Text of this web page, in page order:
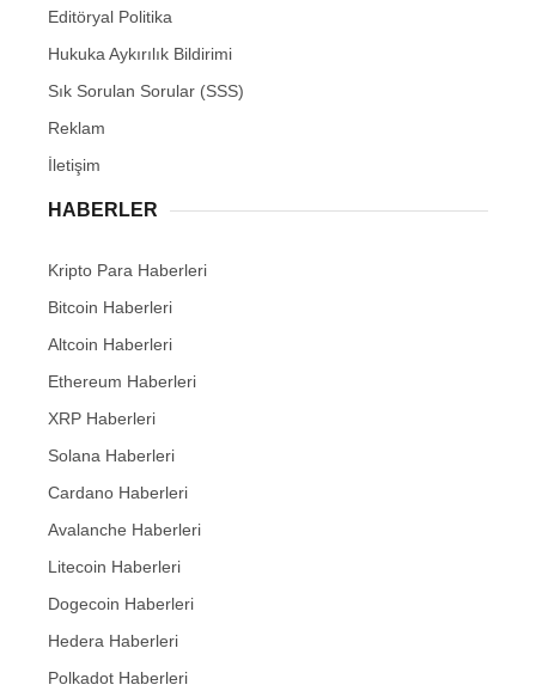
Editöryal Politika
Hukuka Aykırılık Bildirimi
Sık Sorulan Sorular (SSS)
Reklam
İletişim
HABERLER
Kripto Para Haberleri
Bitcoin Haberleri
Altcoin Haberleri
Ethereum Haberleri
XRP Haberleri
Solana Haberleri
Cardano Haberleri
Avalanche Haberleri
Litecoin Haberleri
Dogecoin Haberleri
Hedera Haberleri
Polkadot Haberleri